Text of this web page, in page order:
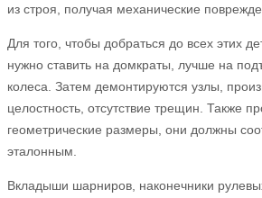
из строя, получая механические
Для того, чтобы добраться до всех этих
нужно ставить на домкраты, лучше на
колеса. Затем демонтируются узлы,
целостность, отсутствие трещин. Также
геометрические размеры, они должны
эталонным.
Вкладыши шарниров, наконечники